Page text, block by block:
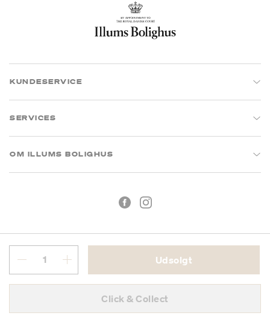
Udsolgt
Click & Collect
KUNDESERVICE
SERVICES
OM ILLUMS BOLIGHUS
CVR: 26573394